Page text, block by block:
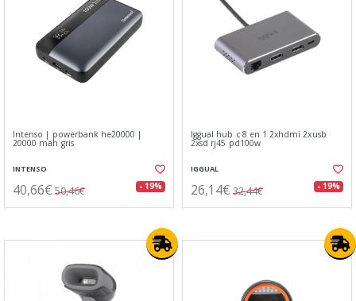
Intenso | powerbank he20000 |
20000 mah gris
INTENSO
40,66€ 50,46€ - 19%
Iggual hub c 8 en 1 2xhdmi 2xusb
2xsd rj45 pd100w
IGGUAL
26,14€ 32,44€ - 19%